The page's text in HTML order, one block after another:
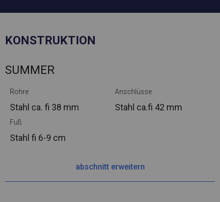
KONSTRUKTION
SUMMER
Rohre
Stahl ca. fi 38 mm
Anschlüsse
Stahl ca.fi 42 mm
Fuß
Stahl fi 6-9 cm
abschnitt erweitern